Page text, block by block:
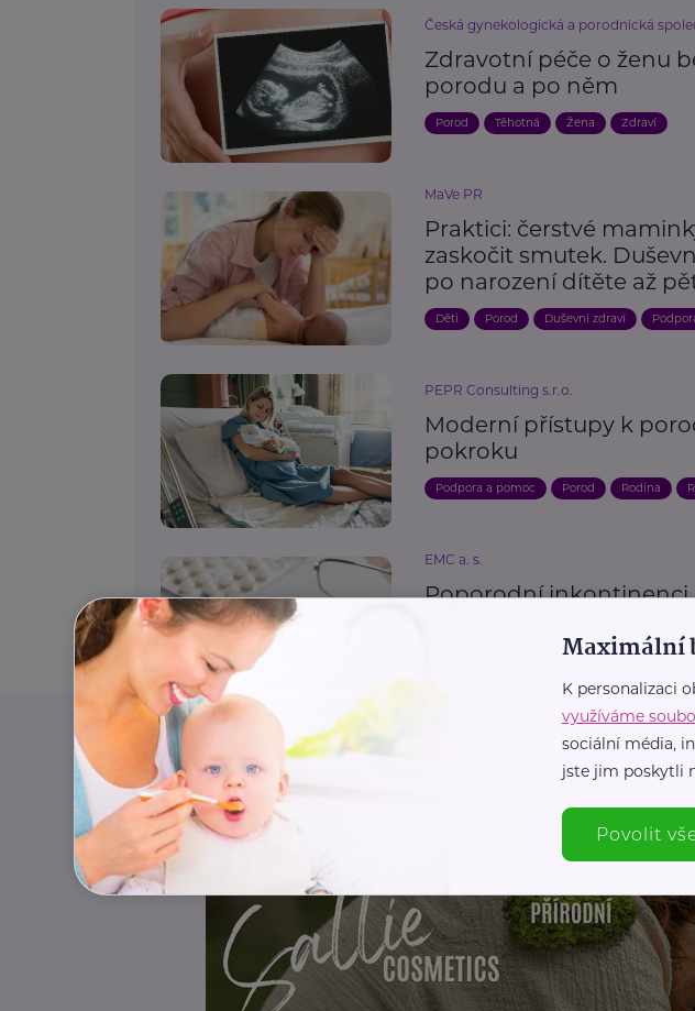
Česká gynekologická a porodnická
Zdravotní péče o ženu
porodu a po něm
Porod Těhotná Žena Zdraví
MaVe PR
Praktici: čerstvé
zaskočit smutek.
po narození dítěte až
Děti Porod Duševní zdraví
PEPR Consulting s.r.o.
Moderní přístupy k
pokroku
Podpora a pomoc Porod Rodina
EMC a. s.
Poporodní inkontinenci
udržením moči výrazně
Prevence, léčba
Další články
Maximální
K personalizaci
využíváme
sociální média,
jste jim poskytli
Povolit